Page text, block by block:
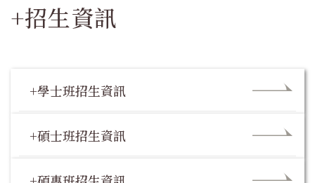
+招生資訊
+學士班招生資訊
+碩士班招生資訊